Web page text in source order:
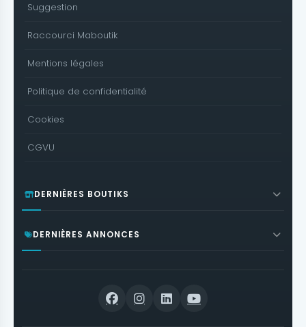
Suggestion
Raccourci Maboutik
Mentions légales
Politique de confidentialité
Cookies
CGVU
DERNIÈRES BOUTIKS
DERNIÈRES ANNONCES